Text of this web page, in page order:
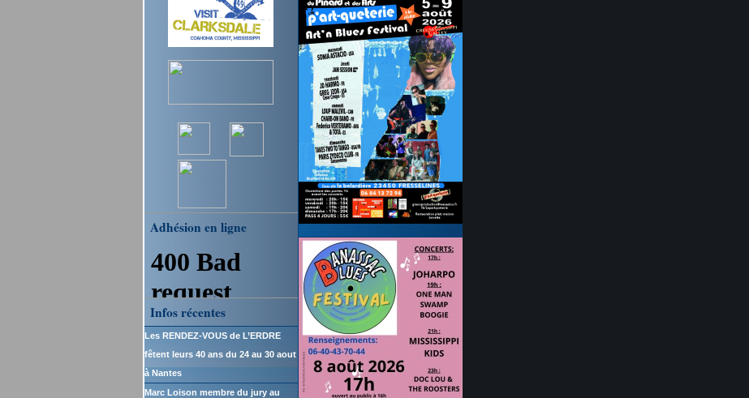
Adhésion en ligne
Infos récentes
Les RENDEZ-VOUS de L’ERDRE
fêtent leurs 40 ans du 24 au 30 aout
à Nantes
Marc Loison membre du jury au